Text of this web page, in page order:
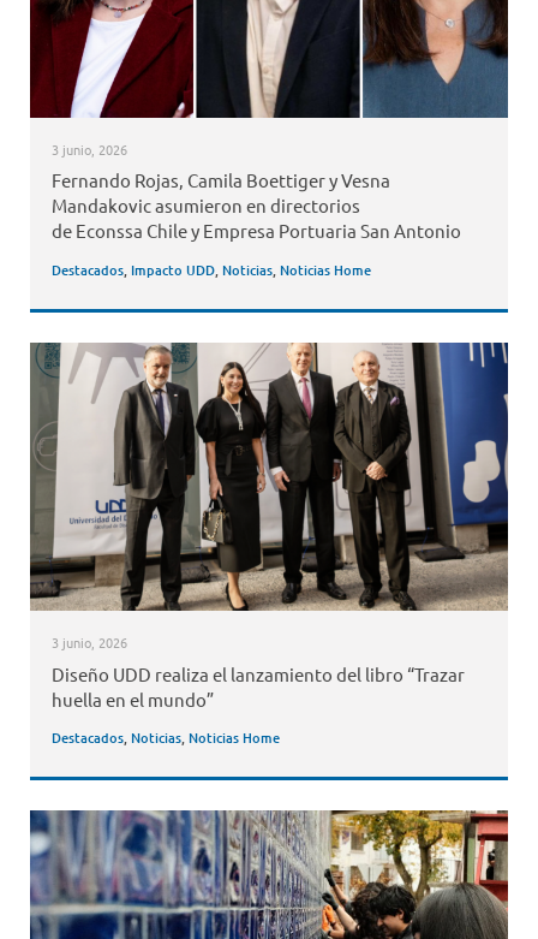
3 junio, 2026
Fernando Rojas, Camila Boettiger y Vesna
Mandakovic asumieron en directorios
de Econssa Chile y Empresa Portuaria San Antonio
Destacados, Impacto UDD, Noticias, Noticias Home
3 junio, 2026
Diseño UDD realiza el lanzamiento del libro “Trazar
huella en el mundo”
Destacados, Noticias, Noticias Home